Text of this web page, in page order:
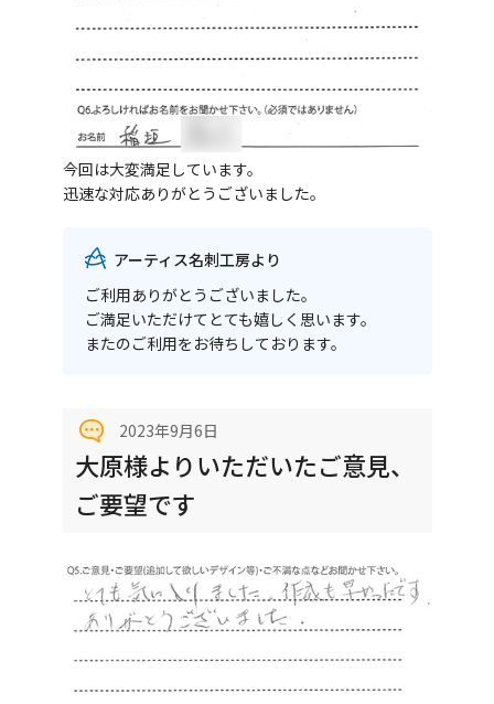
今回は大変満足しています。
迅速な対応ありがとうございました。
アーティス名刺工房より
ご利用ありがとうございました。
ご満足いただけてとても嬉しく思います。
またのご利用をお待ちしております。
2023年9月6日
大原様よりいただいたご意見、
ご要望です